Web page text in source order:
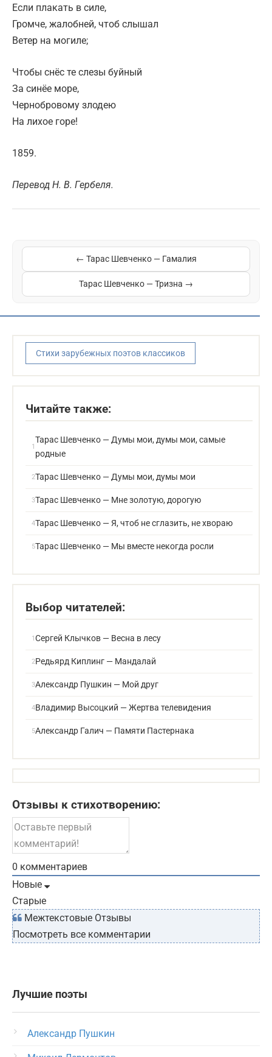
Если плакать в силе,
Громче, жалобней, чтоб слышал
Ветер на могиле;
Чтобы снёс те слезы буйный
За синёе море,
Чернобровому злодею
На лихое горе!
1859.
Перевод Н. В. Гербеля.
← Тарас Шевченко — Гамалия
Тарас Шевченко — Тризна →
Стихи зарубежных поэтов классиков
Читайте также:
Тарас Шевченко — Думы мои, думы мои, самые
родные
Тарас Шевченко — Думы мои, думы мои
Тарас Шевченко — Мне золотую, дорогую
Тарас Шевченко — Я, чтоб не сглазить, не хвораю
Тарас Шевченко — Мы вместе некогда росли
Выбор читателей:
Сергей Клычков — Весна в лесу
Редьярд Киплинг — Мандалай
Александр Пушкин — Мой друг
Владимир Высоцкий — Жертва телевидения
Александр Галич — Памяти Пастернака
Отзывы к стихотворению:
0 комментариев
Новые
Старые
Межтекстовые Отзывы
Посмотреть все комментарии
Лучшие поэты
Александр Пушкин